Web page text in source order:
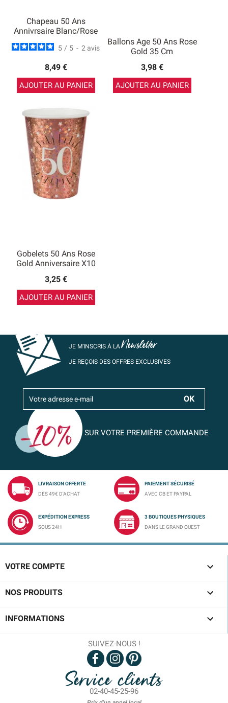
Chapeau 50 Ans
Annivrsaire Blanc/Rose
5 / 5 - 2 avis
8,49 €
AJOUTER AU PANIER
Ballons Age 50 Ans Rose
Gold 35 Cm
3,98 €
AJOUTER AU PANIER
Gobelets 50 Ans Rose
Gold Anniversaire X10
3,25 €
AJOUTER AU PANIER
JE M’INSCRIS À LANewsletter
JE REÇOIS DES OFFRES EXCLUSIVES
SUR VOTRE PREMIÈRE COMMANDE
LIVRAISON OFFERTE
DÈS 49€ D'ACHAT
PAIEMENT SÉCURISÉ
AVEC CB ET PAYPAL
EXPÉDITION EXPRESS
SOUS 24H
3 BOUTIQUES PHYSIQUES
DANS LE GRAND OUEST
VOTRE COMPTE 
NOS PRODUITS 
INFORMATIONS 
SUIVEZ-NOUS !
Service clients
02-40-45-25-96